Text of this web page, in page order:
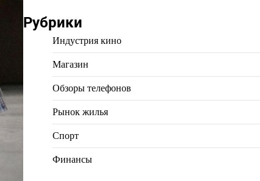
Рубрики
Индустрия кино
Магазин
Обзоры телефонов
Рынок жилья
Спорт
Финансы